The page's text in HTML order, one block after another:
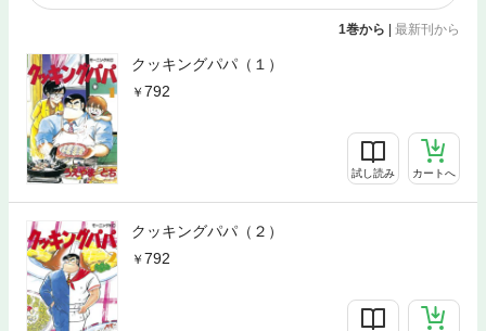
1巻から | 最新刊から
クッキングパパ（１）
792
試し読み カートへ
クッキングパパ（２）
792